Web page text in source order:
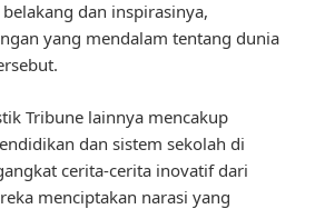
dan inspirasinya,
yang mendalam tentang dunia
Tribune lainnya mencakup
dan sistem sekolah di
cerita-cerita inovatif dari
menciptakan narasi yang